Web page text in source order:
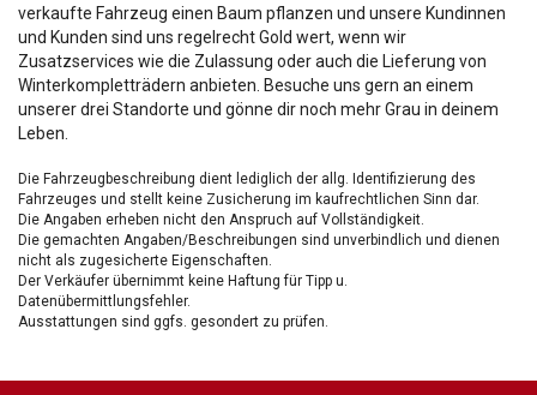
verkaufte Fahrzeug einen Baum pflanzen und unsere Kundinnen
und Kunden sind uns regelrecht Gold wert, wenn wir
Zusatzservices wie die Zulassung oder auch die Lieferung von
Winterkompletträdern anbieten. Besuche uns gern an einem
unserer drei Standorte und gönne dir noch mehr Grau in deinem
Leben.
Die Fahrzeugbeschreibung dient lediglich der allg. Identifizierung des
Fahrzeuges und stellt keine Zusicherung im kaufrechtlichen Sinn dar.
Die Angaben erheben nicht den Anspruch auf Vollständigkeit.
Die gemachten Angaben/Beschreibungen sind unverbindlich und dienen
nicht als zugesicherte Eigenschaften.
Der Verkäufer übernimmt keine Haftung für Tipp u.
Datenübermittlungsfehler.
Ausstattungen sind ggfs. gesondert zu prüfen.